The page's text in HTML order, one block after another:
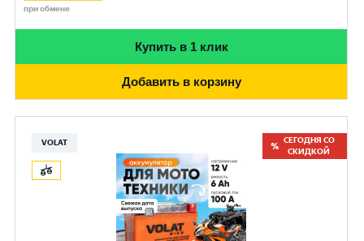
при обмене
Купить в 1 клик
Добавить в корзину
VOLAT
СЕГОДНЯ СО
СКИДКОЙ